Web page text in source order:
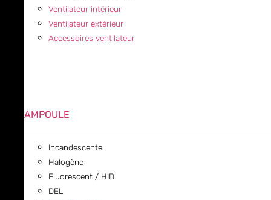
Ventilateur intérieur
Ventilateur extérieur
Accessoires ventilateur
AMPOULE
Incandescente
Halogène
Fluorescent / HID
DEL